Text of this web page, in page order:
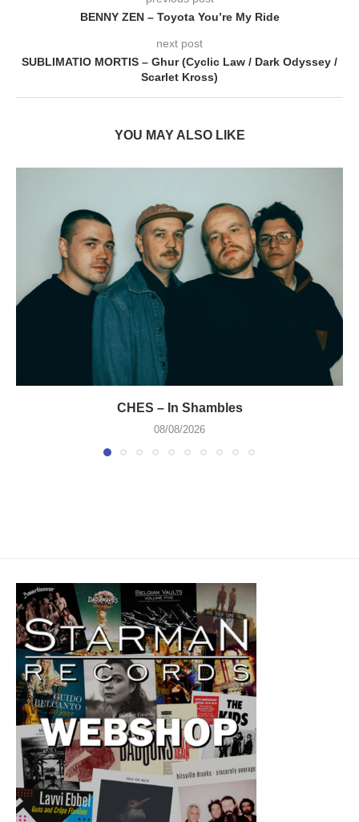
BENNY ZEN – Toyota You’re My Ride
next post
SUBLIMATIO MORTIS – Ghur (Cyclic Law / Dark Odyssey /
Scarlet Kross)
YOU MAY ALSO LIKE
CHES – In Shambles
08/08/2026